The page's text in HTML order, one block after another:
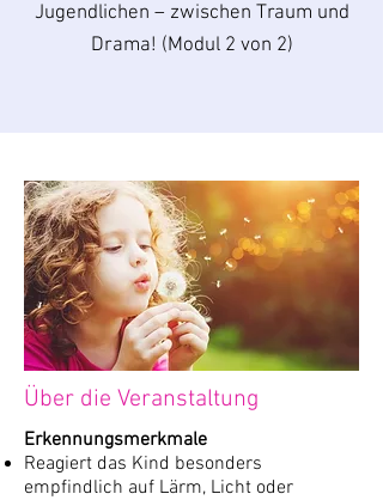
Jugendlichen – zwischen Traum und
Drama! (Modul 2 von 2)
Über die Veranstaltung
Erkennungsmerkmale
Reagiert das Kind besonders
empfindlich auf Lärm, Licht oder